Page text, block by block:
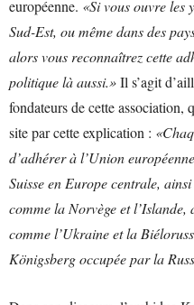
européenne. «Si vous ouvre les
Sud-Est, ou même dans des
alors vous reconnaîtrez cette
politique là aussi.»Il s’agit
fondateurs de cette association,
site par cette explication :
d’adhérer à l’Union
Suisse en Europe centrale,
comme la Norvège et l’Islande,
comme l’Ukraine et la
Königsberg occupée par la